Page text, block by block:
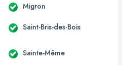
Migron
Saint-Bris-des-Bois
Sainte-Même